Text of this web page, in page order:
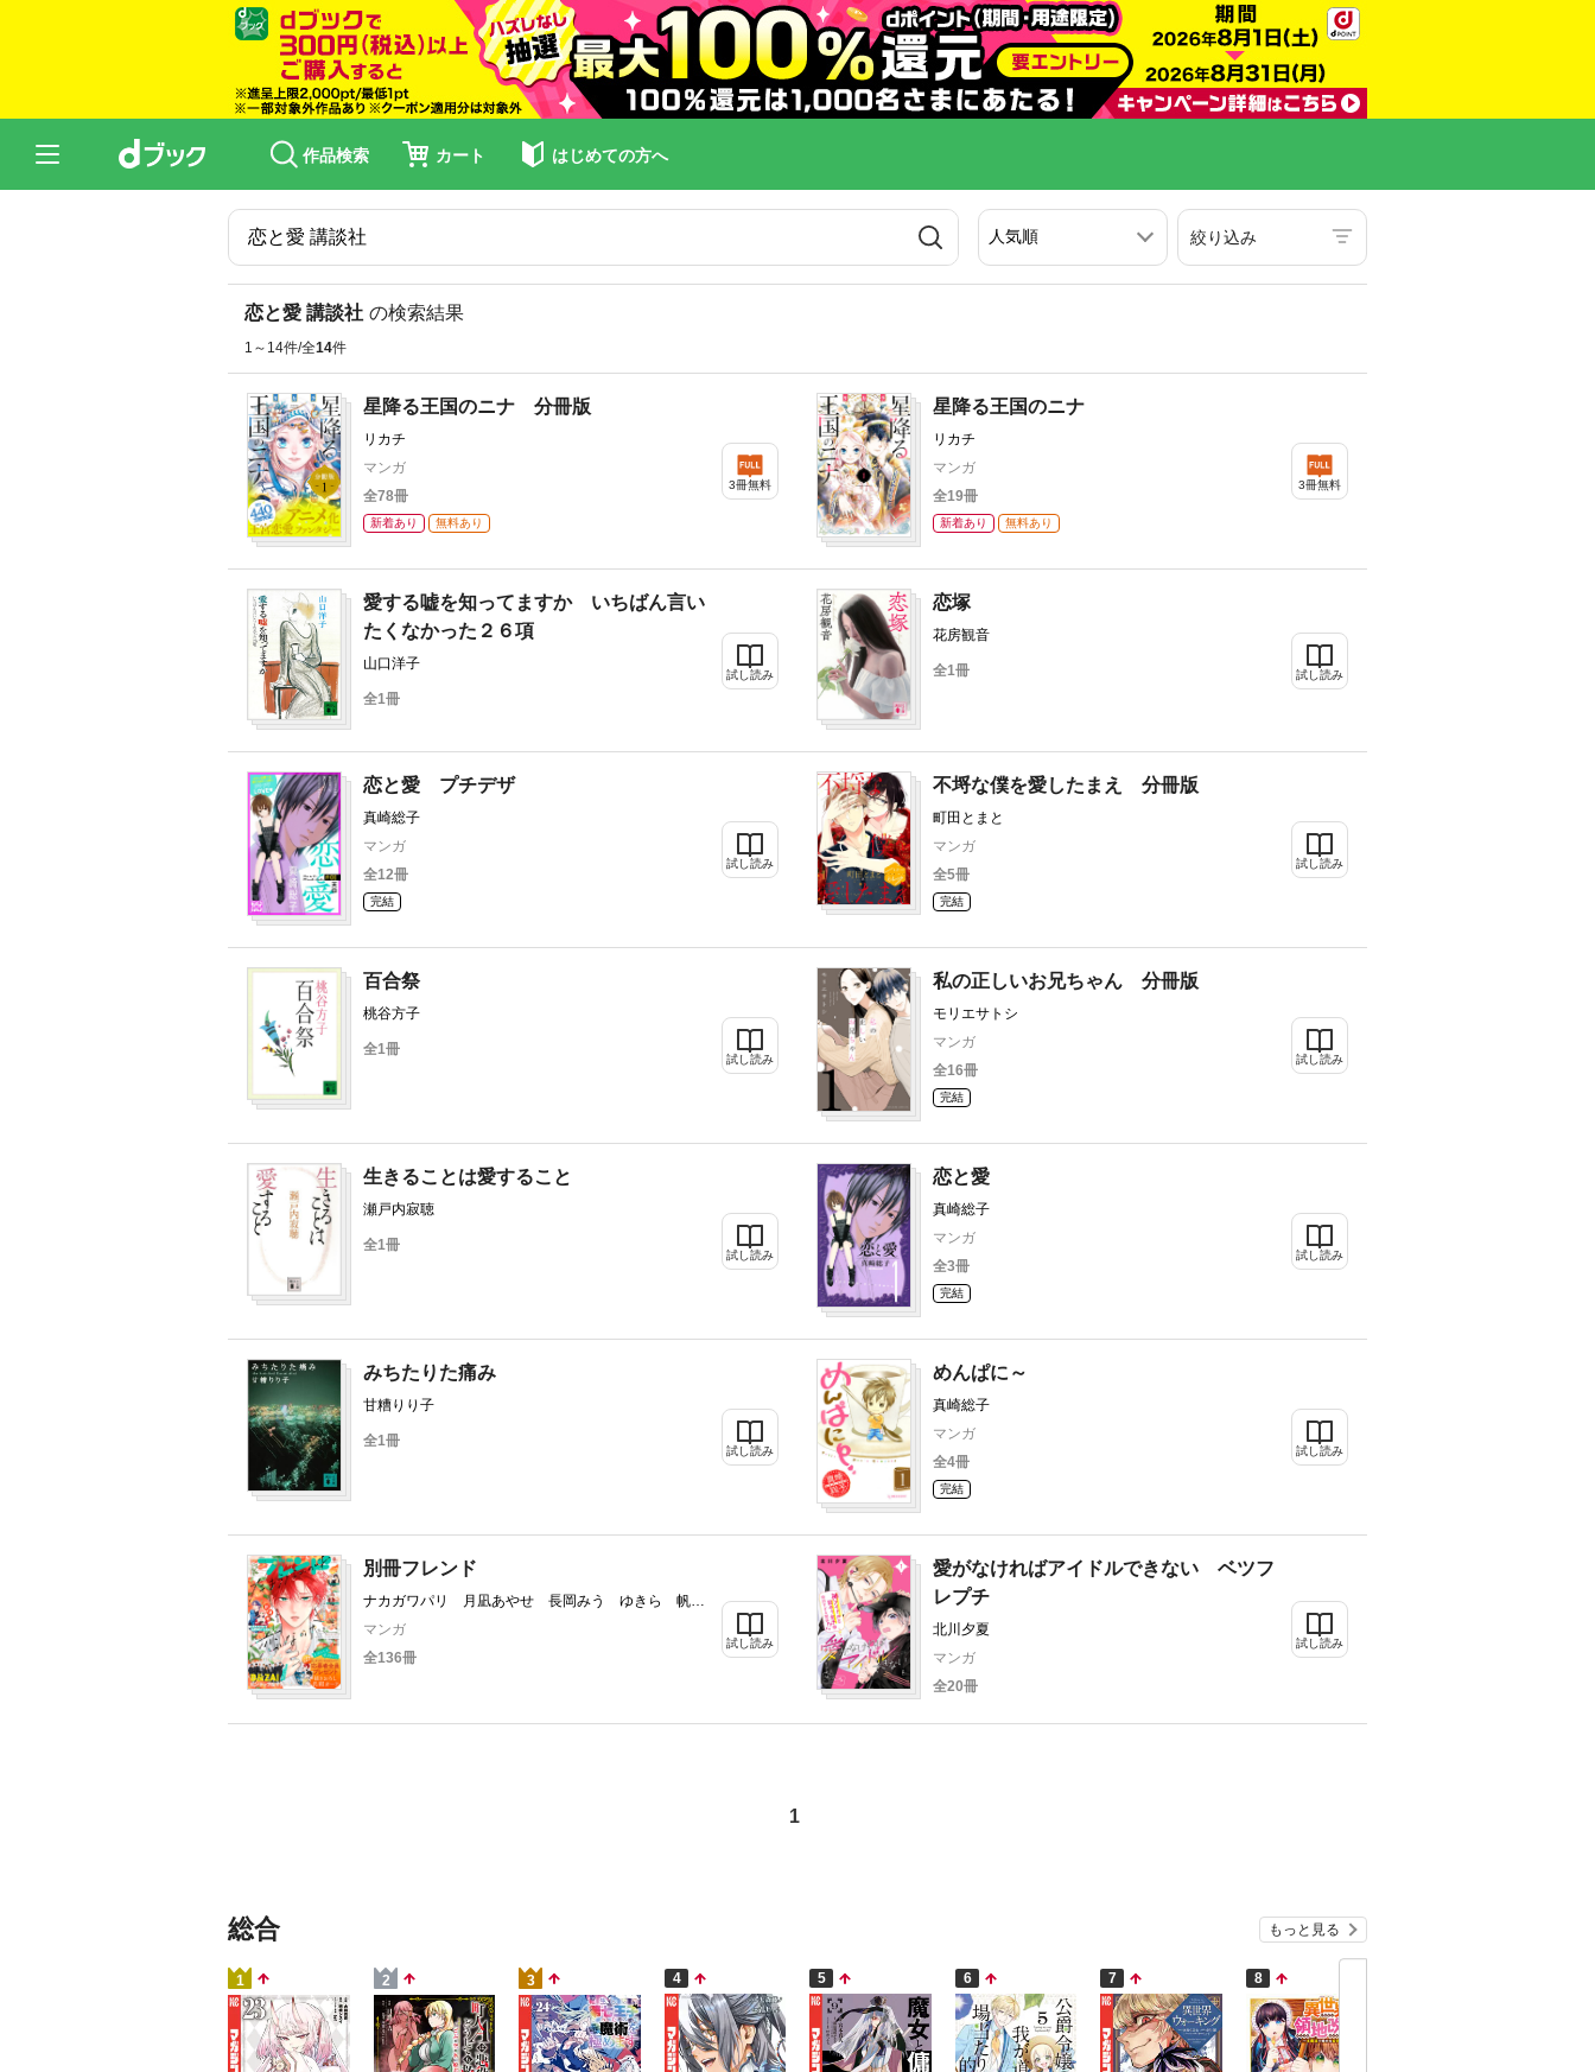
作品検索 カート はじめての方へ
絞り込み
恋と愛 講談社 の検索結果
1～14件/全14件
星降る王国のニナ 分冊版
リカチ
マンガ
全78冊
新着あり 無料あり
3冊無料
星降る王国のニナ
リカチ
マンガ
全19冊
新着あり 無料あり
3冊無料
愛する嘘を知ってますか いちばん言い
たくなかった２６項
山口洋子
全1冊
試し読み
恋塚
花房観音
全1冊 試し読み
恋と愛 プチデザ
真崎総子
マンガ
全12冊
完結
試し読み
不埒な僕を愛したまえ 分冊版
町田とまと
マンガ
全5冊
完結
試し読み
百合祭
桃谷方子
全1冊
試し読み
私の正しいお兄ちゃん 分冊版
モリエサトシ
マンガ
全16冊
完結
試し読み
生きることは愛すること
瀬戸内寂聴
全1冊
試し読み
恋と愛
真崎総子
マンガ
全3冊
完結
試し読み
みちたりた痛み
甘糟りり子
全1冊
試し読み
めんぱに～
真崎総子
マンガ
全4冊
完結
試し読み
別冊フレンド
ナカガワパリ 月凪あやせ 長岡みう ゆきら 帆那
みつき あかり 空華みあ 斉木優 岡モトカ 月白
マンガ
全136冊
試し読み
愛がなければアイドルできない ベツフ
レプチ
北川夕夏
マンガ
全20冊
試し読み
1
総合 もっと見る
1 2 3 4 5 6 7 8